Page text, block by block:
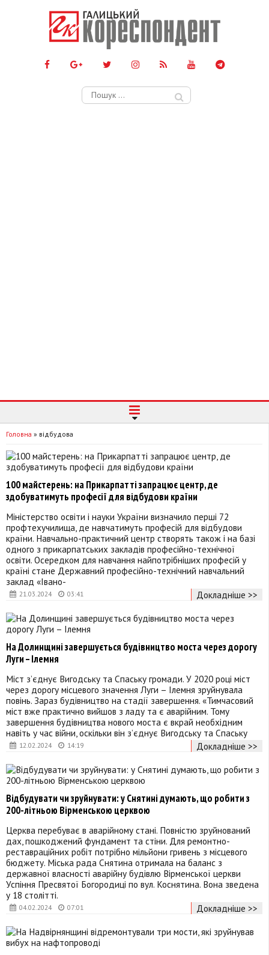
Пошук:
Головна » відбудова
21.03.2024 03:41
100 майстерень: на Прикарпатті запрацює центр, де
здобуватимуть професії для відбудови країни
Міністерство освіти і науки України визначило перші 72
профтехучилища, де навчатимуть професій для відбудови
країни. Навчально-практичний центр створять також і на базі
одного з прикарпатських закладів професійно-технічної
освіти. Осередком для навчання найпотрібніших професій у
країні стане Державний професійно-технічний навчальний
заклад «Івано-
Докладніше >>
12.02.2024 14:19
На Долинщині завершується будівництво моста через дорогу
Луги – Ілемня
Міст з’єднує Вигодську та Спаську громади. У 2020 році міст
через дорогу місцевого значення Луги – Ілемня зруйнувала
повінь. Зараз будівництво на стадії завершення. «Тимчасовий
міст вже практично вийшов з ладу та є аварійним. Тому
завершення будівництва нового моста є вкрай необхідним
навіть у час війни, оскільки він зʼєднує Вигодську та Спаську
Докладніше >>
04.02.2024 07:01
Відбудувати чи зруйнувати: у Снятині думають, що робити з
200-літньою Вірменською церквою
Церква перебуває в аварійному стані. Повністю зруйнований
дах, пошкоджений фундамент та стіни. Для ремонтно-
реставраційних робіт потрібно мільйони гривень з місцевого
бюджету. Міська рада Снятина отримала на баланс з
державної власності аварійну будівлю Вірменської церкви
Успіння Пресвятої Богородиці по вул. Коснятина. Вона зведена
у 18 столітті.
Докладніше >>